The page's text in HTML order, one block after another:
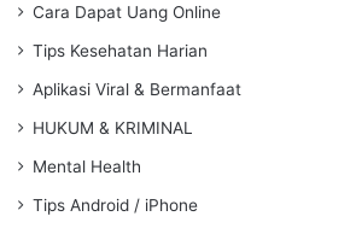
Cara Dapat Uang Online
Tips Kesehatan Harian
Aplikasi Viral & Bermanfaat
HUKUM & KRIMINAL
Mental Health
Tips Android / iPhone